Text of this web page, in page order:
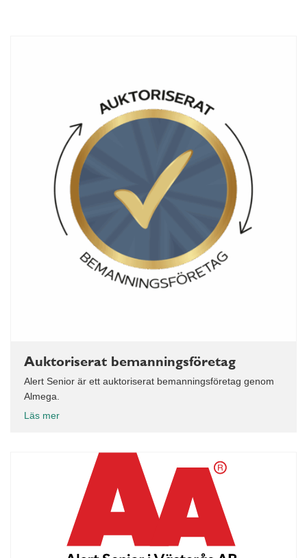
Auktoriserat bemanningsföretag
Alert Senior är ett auktoriserat bemanningsföretag genom
Almega.
Läs mer